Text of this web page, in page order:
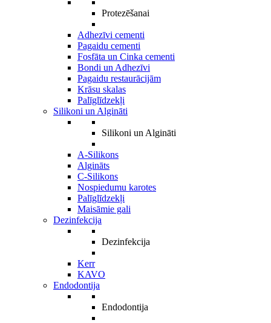
Protezēšanai
Adhezīvi cementi
Pagaidu cementi
Fosfāta un Cinka cementi
Bondi un Adhezīvi
Pagaidu restaurācijām
Krāsu skalas
Palīglīdzekļi
Silikoni un Algināti
Silikoni un Algināti
A-Silikons
Algināts
C-Silikons
Nospiedumu karotes
Palīglīdzekļi
Maisāmie gali
Dezinfekcija
Dezinfekcija
Kerr
KAVO
Endodontija
Endodontija